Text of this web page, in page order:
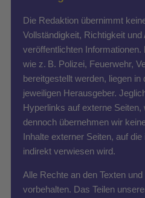
Die Redaktion übernimmt
Vollständigkeit, Richtigkeit und
veröffentlichten Informationen.
wie z. B. Polizei, Feuerwehr,
bereitgestellt werden, liegen in
jeweiligen Herausgeber.
Hyperlinks auf externe Seiten,
dennoch übernehmen wir
Inhalte externer Seiten, auf
indirekt verwiesen wird.
Alle Rechte an den Texten
vorbehalten. Das Teilen